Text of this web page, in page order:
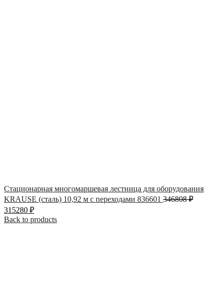
Стационарная многомаршевая лестница для оборудования
KRAUSE (сталь) 10,92 м с переходами 836601 346808₽
315280 ₽
Back to products